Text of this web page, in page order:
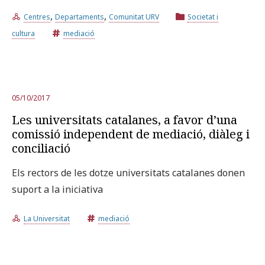
Prova la cerca avançada
CATALÀ ESPAÑOL ENGLISH
Centres, Departaments, Comunitat URV
Societat i
cultura
mediació
05/10/2017
Les universitats catalanes, a favor d’una
comissió independent de mediació, diàleg i
conciliació
Els rectors de les dotze universitats catalanes donen
suport a la iniciativa
La Universitat mediació